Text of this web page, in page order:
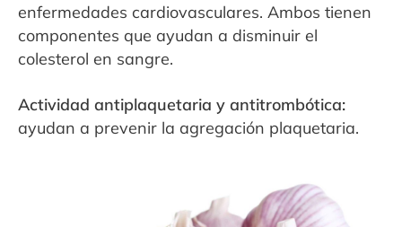
enfermedades cardiovasculares. Ambos tienen
componentes que ayudan a disminuir el
colesterol en sangre.
Actividad antiplaquetaria y antitrombótica:
ayudan a prevenir la agregación plaquetaria.